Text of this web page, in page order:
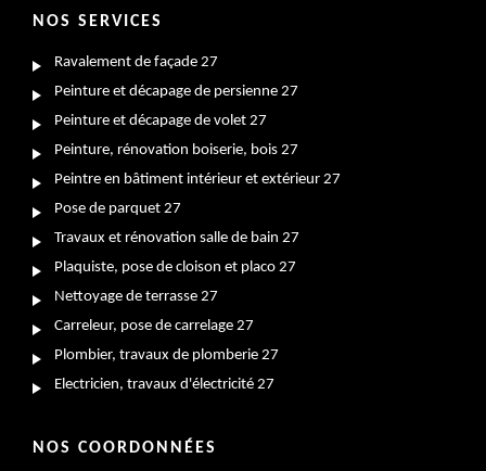
NOS SERVICES
Ravalement de façade 27
Peinture et décapage de persienne 27
Peinture et décapage de volet 27
Peinture, rénovation boiserie, bois 27
Peintre en bâtiment intérieur et extérieur 27
Pose de parquet 27
Travaux et rénovation salle de bain 27
Plaquiste, pose de cloison et placo 27
Nettoyage de terrasse 27
Carreleur, pose de carrelage 27
Plombier, travaux de plomberie 27
Electricien, travaux d'électricité 27
NOS COORDONNÉES